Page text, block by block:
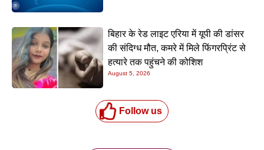
बिहार के रेड लाइट एरिया में यूपी की डांसर
की संदिग्ध मौत, कमरे में मिले फिंगरप्रिंट से
हत्यारे तक पहुंचने की कोशिश
August 5, 2026
Follow us